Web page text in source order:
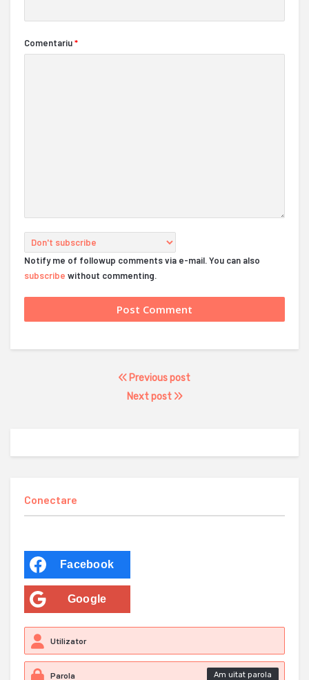
Comentariu*
Notify me of followup comments via e-mail. You can also
subscribe without commenting.
Previous post
Next post
Conectare
Facebook
Google
Am uitat parola